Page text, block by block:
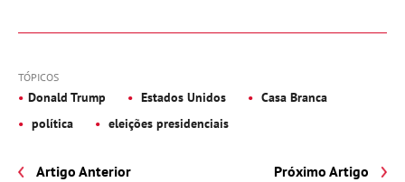
TÓPICOS
Donald Trump Estados Unidos
Casa Branca
política
eleições presidenciais
Artigo Anterior Próximo Artigo